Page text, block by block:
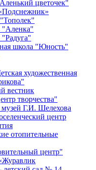
цветочек"
"Аленка"
школа "Юность"
художественная
вестник
творчества"
Г.И. Шелехова
центр
отопительные
центр"